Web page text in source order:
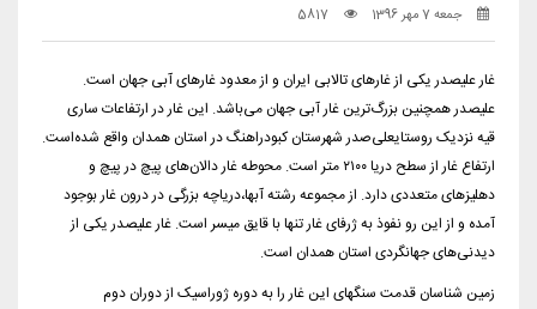
جمعه 7 مهر 1396 5817
غار علیصدر یکی از غارهای تالابی ایران و از معدود غارهای آبی جهان است.
علیصدر همچنین بزرگ‌ترین غار آبی جهان می‌باشد. این غار در ارتفاعات ساری
قیه نزدیک روستایعلی‌صدر شهرستان کبودراهنگ در استان همدان واقع شده‌است.
ارتفاع غار از سطح دریا ۲۱۰۰ متر است. محوطه غار دالان‌های پیچ در پیچ و
دهلیزهای متعددی دارد. از مجموعه رشته آبها،دریاچه بزرگی در درون غار بوجود
آمده و از این رو نفوذ به ژرفای غار تنها با قایق میسر است. غار علیصدر یکی از
دیدنی‌های جهانگردی استان همدان است.
زمین شناسان قدمت سنگهای این غار را به دوره ژوراسیک از دوران دوم